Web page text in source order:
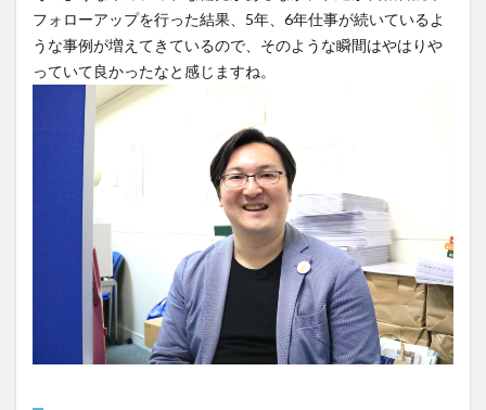
フォローアップを行った結果、5年、6年仕事が続いているよ
うな事例が増えてきているので、そのような瞬間はやはりや
っていて良かったなと感じますね。